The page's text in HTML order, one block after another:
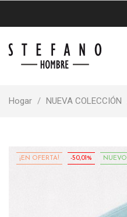
Hogar NUEVA COLECCIÓN
¡EN OFERTA! -50,01% NUEVO